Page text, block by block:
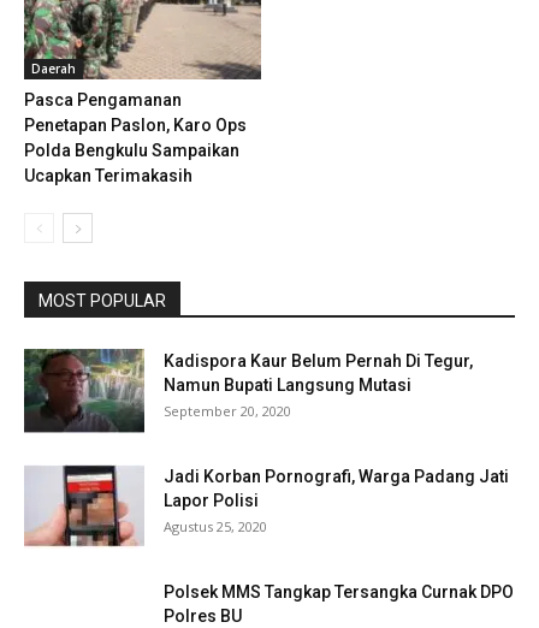
Daerah
Pasca Pengamanan
Penetapan Paslon, Karo Ops
Polda Bengkulu Sampaikan
Ucapkan Terimakasih
MOST POPULAR
Kadispora Kaur Belum Pernah Di Tegur,
Namun Bupati Langsung Mutasi
September 20, 2020
Jadi Korban Pornografi, Warga Padang Jati
Lapor Polisi
Agustus 25, 2020
Polsek MMS Tangkap Tersangka Curnak DPO
Polres BU